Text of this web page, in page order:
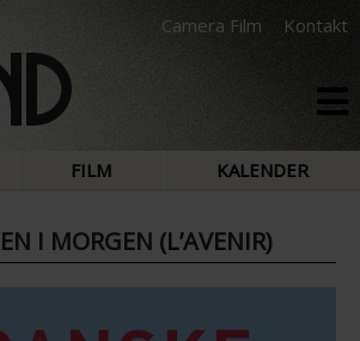
Camera Film Kontakt
FILM KALENDER
I MORGEN (L’AVENIR)